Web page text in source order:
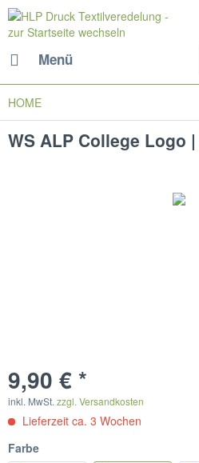
Menü
HOME
WS ALP College Logo
9,90 € *
inkl. MwSt. zzgl. Versandkosten
Lieferzeit ca. 3 Wochen
Farbe